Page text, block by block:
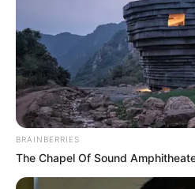
BRAINBERRIES
The Chapel Of Sound